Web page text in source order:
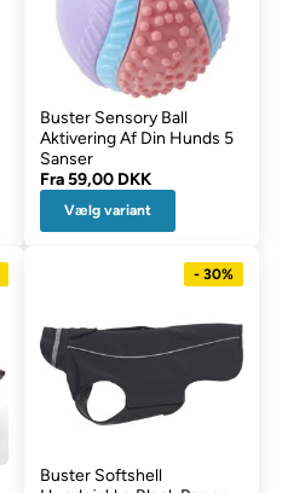
Buster Sensory Ball
Aktivering Af Din Hunds 5
Sanser
Fra59,00 DKK
Vælg variant
- 30%
Buster Softshell